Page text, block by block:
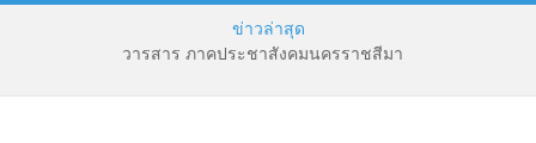
ข่าวล่าสุด
วารสาร ภาคประชาสังคมนครราชสีมา